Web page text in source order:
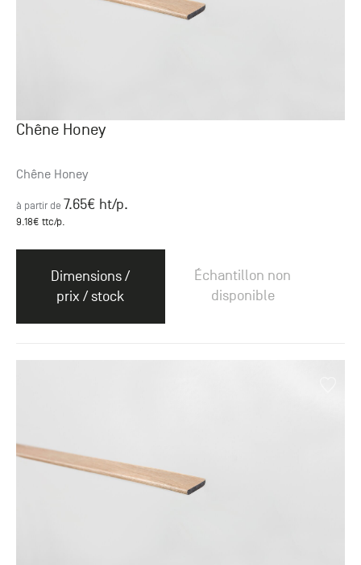
Chêne Honey
Chêne Honey
à partir de 7.65€ ht/p.
9.18€ ttc/p.
Dimensions /
prix / stock
Échantillon non
disponible